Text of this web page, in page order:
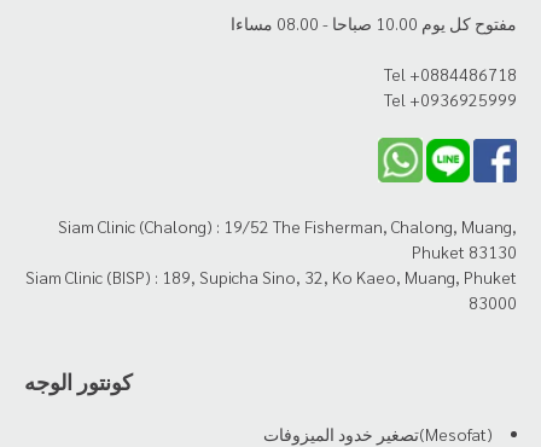
مفتوح كل يوم 10.00 صباحا - 08.00 مساءا
Tel +0884486718
Tel +0936925999
Siam Clinic (Chalong) : 19/52 The Fisherman, Chalong, Muang,
Phuket 83130
Siam Clinic (BISP) : 189, Supicha Sino, 32, Ko Kaeo, Muang, Phuket
83000
كونتور الوجه
(Mesofat)تصغير خدود الميزوفات